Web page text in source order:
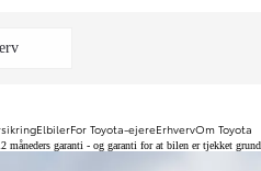
ElbilerFor Toyota-ejereErhvervOm Toyota
måneders garanti - og garanti for at bilen er tjekket